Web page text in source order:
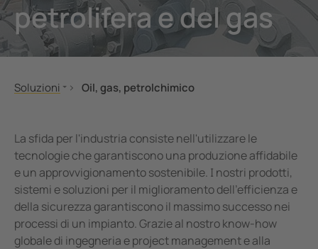
di segnalazione, test e comando
amperometrici
accessori
di carica
porti
e metallurgia
di accumulo energia a batteria (BESS)
petrolifera e del gas
Soluzioni
Strutture sanitarie
Oil, gas, petrolchimico
Energie rinnovabili
Produzione e distribuzione elettrica
Generatori mobili
Navi e porti
Oil, gas, petrolchimico
Offshore
Attrezzature sottomarine
Trasporto
Raffinerie
Manutenzione
La sfida per l'industria consiste nell'utilizzare le
tecnologie che garantiscono una produzione affidabile
e un approvvigionamento sostenibile. I nostri prodotti,
sistemi e soluzioni per il miglioramento dell'efficienza e
della sicurezza garantiscono il massimo successo nei
processi di un impianto. Grazie al nostro know-how
globale di ingegneria e project management e alla